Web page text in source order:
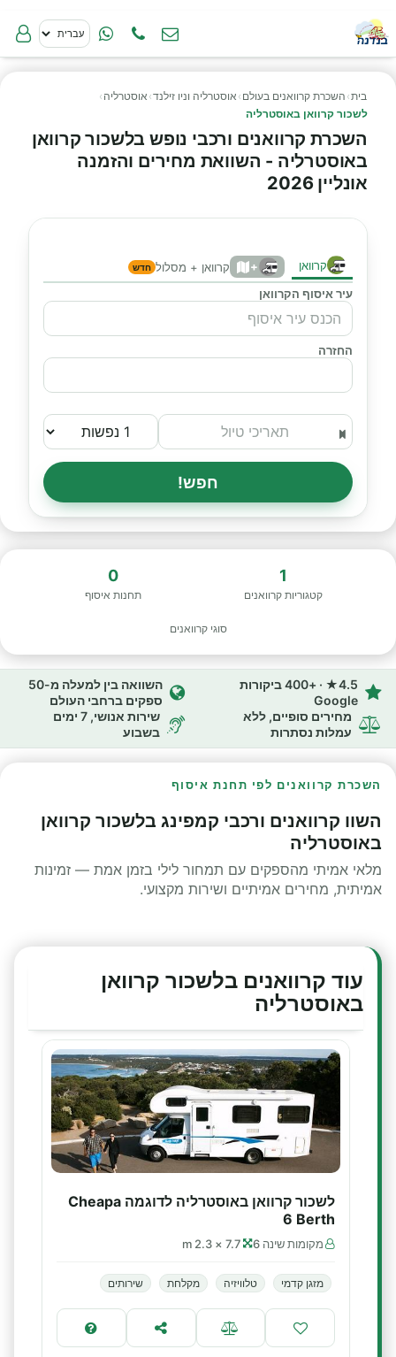
בית› השכרת קרוואנים בעולם › אוסטרליה וניו זילנד› אוסטרליה ›
לשכור קרוואן באוסטרליה
השכרת קרוואנים ורכבי נופש בלשכור קרוואן
באוסטרליה - השוואת מחירים והזמנה
אונליין 2026
קרוואן + קרוואן + מסלול חדש
עיר איסוף הקרוואן
החזרה
חפש!
1
קטגוריות קרוואנים
0
תחנות איסוף
סוגי קרוואנים
4.5★ · +400 ביקורות
Google
השוואה בין למעלה מ-50
ספקים ברחבי העולם
מחירים סופיים, ללא
עמלות נסתרות
שירות אנושי, 7 ימים
בשבוע
השכרת קרוואנים לפי תחנת איסוף
השוו קרוואנים ורכבי קמפינג בלשכור קרוואן
באוסטרליה
מלאי אמיתי מהספקים עם תמחור לילי בזמן אמת — זמינות
אמיתית, מחירים אמיתיים ושירות מקצועי.
עוד קרוואנים בלשכור קרוואן
באוסטרליה
לשכור קרוואן באוסטרליה לדוגמה Cheapa
6 Berth
מקומות שינה 6 7.7 × 2.3 m
מזגן קדמי טלוויזיה מקלחת שירותים